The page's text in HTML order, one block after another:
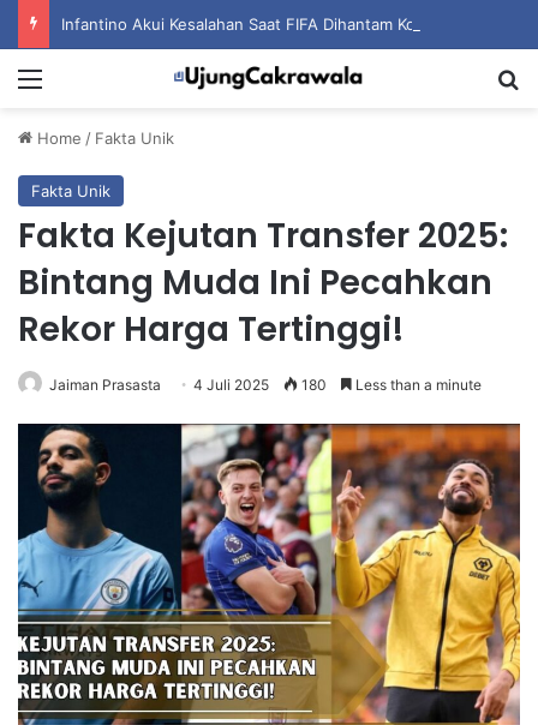
Home / Fakta Unik
Fakta Unik
Fakta Kejutan Transfer 2025:
Bintang Muda Ini Pecahkan
Rekor Harga Tertinggi!
Jaiman Prasasta 4 Juli 2025 180 Less than a minute